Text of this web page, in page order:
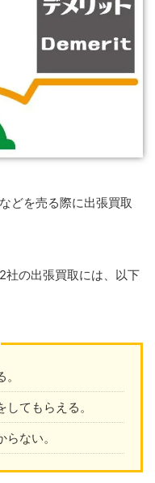
どを売る際に出張買取
社の出張買取には、以下
てもらえる。
ない。